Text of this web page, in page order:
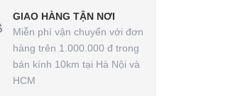
GIAO HÀNG TẬN NƠI
Miễn phí vận chuyển với đơn
hàng trên 1.000.000 đ trong
bán kính 10km tại Hà Nội và
HCM